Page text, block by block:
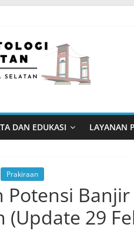
DAN EDUKASI LAYANAN
Prakiraan
Potensi
(Update 29